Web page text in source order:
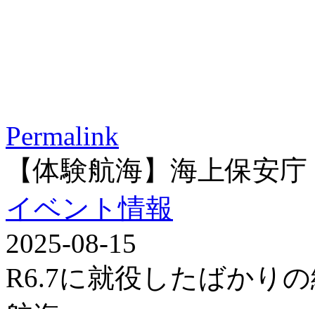
Permalink
【体験航海】海上保安
イベント情報
2025-08-15
R6.7に就役したばかり